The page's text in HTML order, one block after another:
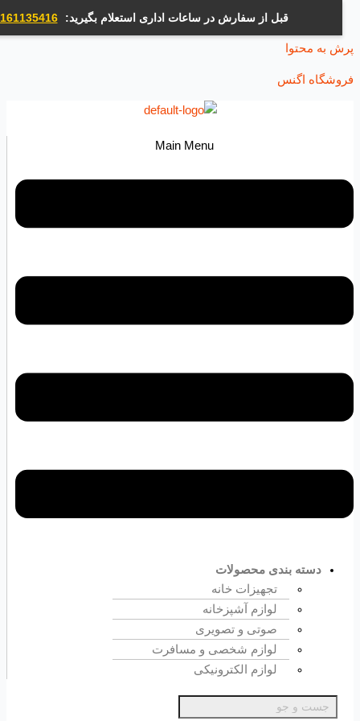
قبل از سفارش در ساعات اداری استعلام بگیرید: 09161135416
محتوا
اگنس
Main Menu
دسته بندی محصولات
تجهیزات خانه
لوازم آشپزخانه
صوتی و تصویری
لوازم شخصی و مسافرت
لوازم الکترونیکی